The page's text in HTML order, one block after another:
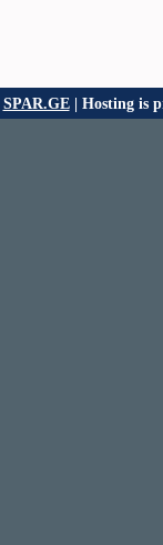
SPAR.GE| Hosting is